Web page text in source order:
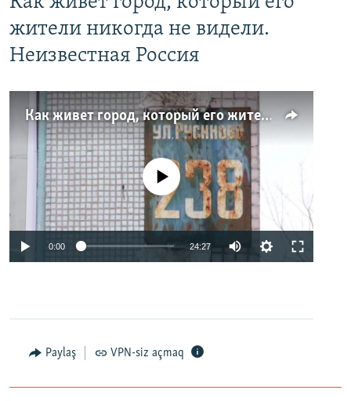
жители никогда не видели.
Неизвестная Россия
Как живет город, который его жители никогда не видели. Неизвестная Россия
No media source currently available
0:00 24:27
Paylaş VPN-siz açmaq